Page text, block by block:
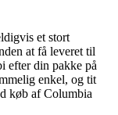
et stort
at få leveret til
efter din pakke på
enkel, og tit
køb af Columbia